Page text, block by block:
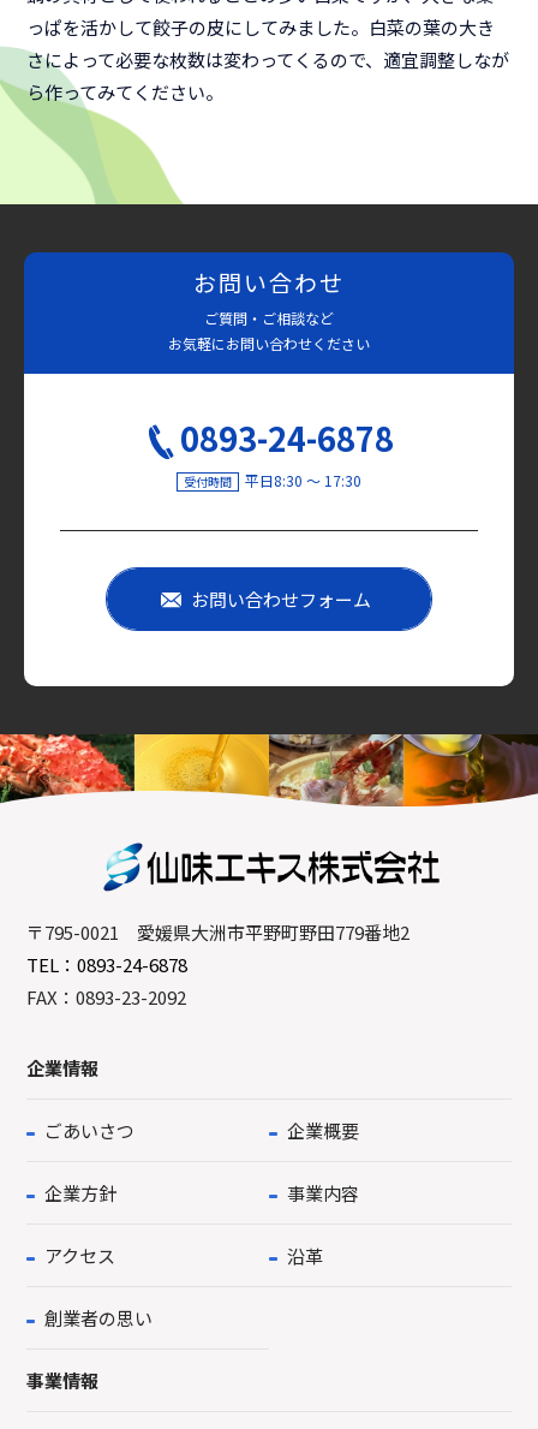
っぱを活かして餃子の皮にしてみました。白菜の葉の大き
さによって必要な枚数は変わってくるので、適宜調整しなが
ら作ってみてください。
お問い合わせ
ご質問・ご相談など
お気軽にお問い合わせください
0893-24-6878
受付時間 平日8:30 〜 17:30
お問い合わせフォーム
〒795-0021 愛媛県大洲市平野町野田779番地2
TEL：0893-24-6878
FAX：0893-23-2092
企業情報
ごあいさつ 企業概要
企業方針 事業内容
アクセス 沿革
創業者の思い
事業情報